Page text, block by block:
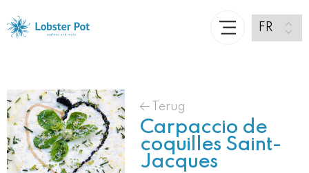
Terug
Carpaccio de
coquilles Saint-
Jacques